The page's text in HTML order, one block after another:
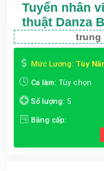
Tuyển nhân
thuật Danza
trung
Mức Lương: Tùy
Ca làm: Tùy chọn
Số lượng: 5
Bằng cấp: